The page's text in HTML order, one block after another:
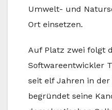
Umwelt- und
Ort einsetzen.
Auf Platz zwei folgt
Softwareentwickler
seit elf Jahren in der
begründet seine